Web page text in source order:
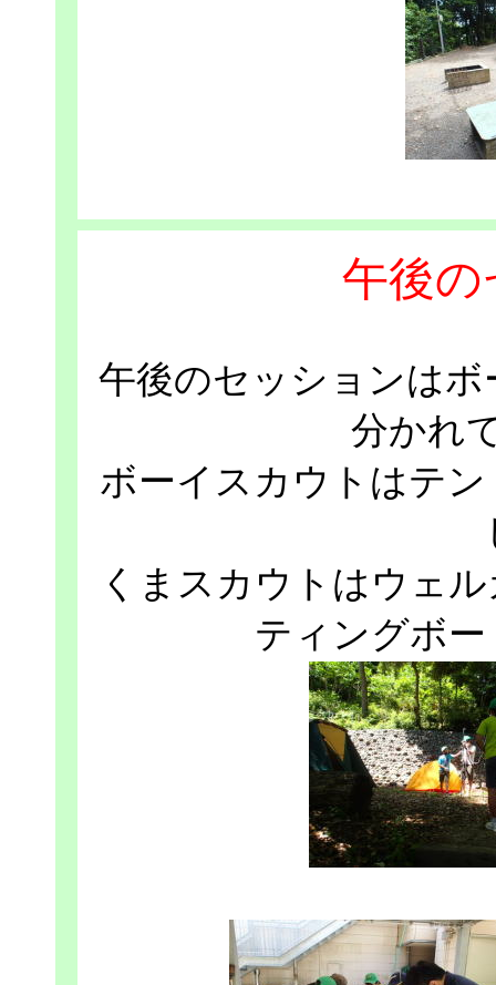
午後の
午後のセッションは
分かれ
ボーイスカウトはテ
くまスカウトはウェ
ティングボ